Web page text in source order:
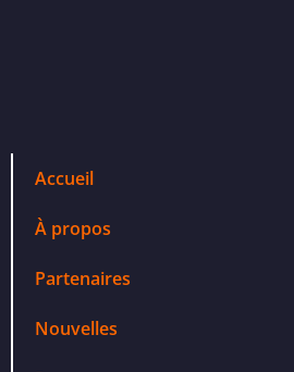
Accueil
À propos
Partenaires
Nouvelles